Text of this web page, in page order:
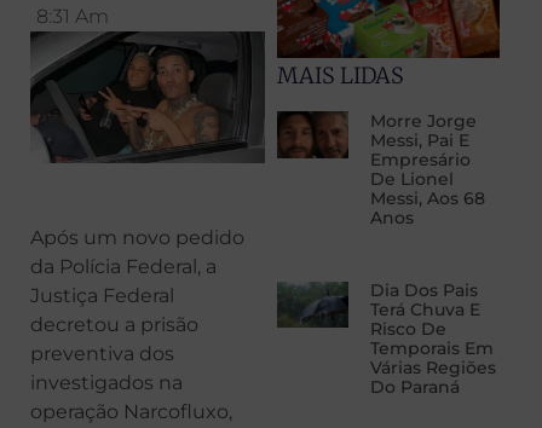
8:31 Am
Após um novo pedido
da Polícia Federal, a
Justiça Federal
decretou a prisão
preventiva dos
investigados na
operação Narcofluxo,
MAIS LIDAS
Morre Jorge
Messi, Pai E
Empresário
De Lionel
Messi, Aos 68
Anos
Dia Dos Pais
Terá Chuva E
Risco De
Temporais Em
Várias Regiões
Do Paraná